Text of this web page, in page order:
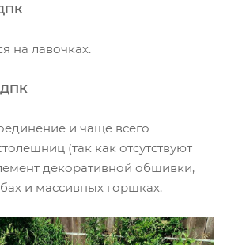
на лавочках.
ДПК
и чаще всего
(так как отсутствуют
декоративной обшивки,
и массивных горшках.